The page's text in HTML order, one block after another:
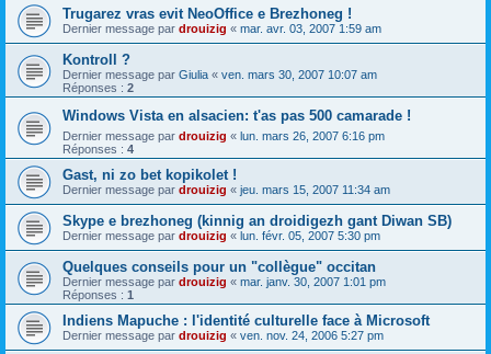
Trugarez vras evit NeoOffice e Brezhoneg !
Dernier message par drouizig « mar. avr. 03, 2007 1:59 am
Kontroll ?
Dernier message par Giulia « ven. mars 30, 2007 10:07 am
Réponses : 2
Windows Vista en alsacien: t'as pas 500 camarade !
Dernier message par drouizig « lun. mars 26, 2007 6:16 pm
Réponses : 4
Gast, ni zo bet kopikolet !
Dernier message par drouizig « jeu. mars 15, 2007 11:34 am
Skype e brezhoneg (kinnig an droidigezh gant Diwan SB)
Dernier message par drouizig « lun. févr. 05, 2007 5:30 pm
Quelques conseils pour un "collègue" occitan
Dernier message par drouizig « mar. janv. 30, 2007 1:01 pm
Réponses : 1
Indiens Mapuche : l'identité culturelle face à Microsoft
Dernier message par drouizig « ven. nov. 24, 2006 5:27 pm